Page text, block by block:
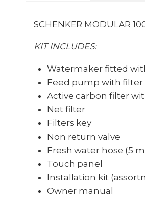
SCHENKER MODULAR
KIT INCLUDES:
Watermaker fitted
Feed pump with filter
Active carbon filter
Net filter
Filters key
Non return valve
Fresh water hose (5
Touch panel
Installation kit
Owner manual